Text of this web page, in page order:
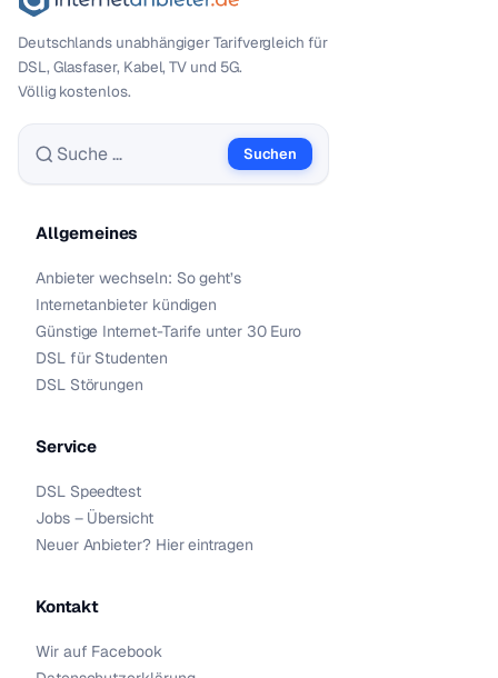
Deutschlands unabhängiger Tarif­vergleich für
DSL, Glasfaser, Kabel, TV und 5G.
Völlig kostenlos.
Suche nach:
Suchen
Allgemeines
Anbieter wechseln: So geht’s
Internetanbieter kündigen
Günstige Internet-Tarife unter 30 Euro
DSL für Studenten
DSL Störungen
Service
DSL Speedtest
Jobs – Übersicht
Neuer Anbieter? Hier eintragen
Kontakt
Wir auf Facebook